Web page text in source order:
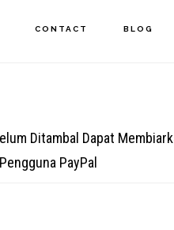
CONTACT BLOG
Ditambal Dapat
PayPal